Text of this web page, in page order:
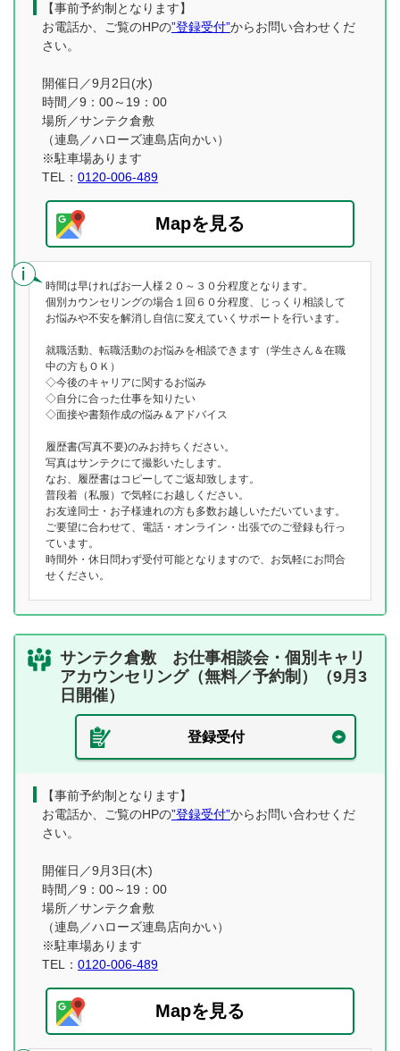
【事前予約制となります】
お電話か、ご覧のHPの”登録受付”からお問い合わせくだ
さい。
開催日／9月2日(水)
時間／9：00～19：00
場所／サンテク倉敷
（連島／ハローズ連島店向かい）
※駐車場あります
TEL： 0120-006-489
Mapを見る
時間は早ければお一人様２０～３０分程度となります。
個別カウンセリングの場合１回６０分程度、じっくり相談して
お悩みや不安を解消し自信に変えていくサポートを行います。
就職活動、転職活動のお悩みを相談できます（学生さん＆在職
中の方もＯＫ）
◇今後のキャリアに関するお悩み
◇自分に合った仕事を知りたい
◇面接や書類作成の悩み＆アドバイス
履歴書(写真不要)のみお持ちください。
写真はサンテクにて撮影いたします。
なお、履歴書はコピーしてご返却致します。
普段着（私服）で気軽にお越しください。
お友達同士・お子様連れの方も多数お越しいただいています。
ご要望に合わせて、電話・オンライン・出張でのご登録も行っ
ています。
時間外・休日問わず受付可能となりますので、お気軽にお問合
せください。
サンテク倉敷 お仕事相談会・個別キャリ
アカウンセリング（無料／予約制）（9月3
日開催）
登録受付
【事前予約制となります】
お電話か、ご覧のHPの”登録受付”からお問い合わせくだ
さい。
開催日／9月3日(木)
時間／9：00～19：00
場所／サンテク倉敷
（連島／ハローズ連島店向かい）
※駐車場あります
TEL： 0120-006-489
Mapを見る